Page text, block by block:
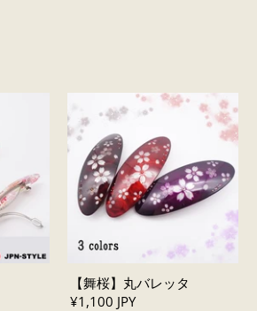
【舞桜】丸バレッタ
¥1,100 JPY